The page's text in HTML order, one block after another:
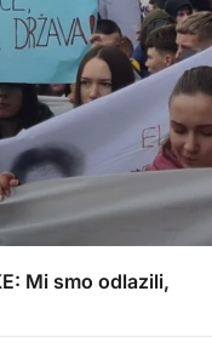
Mi smo odlazili,